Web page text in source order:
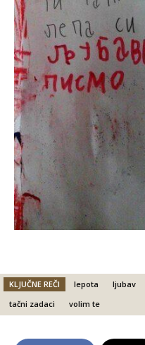
KLJUČNE REČI lepota ljubav
tačni zadaci
volim te